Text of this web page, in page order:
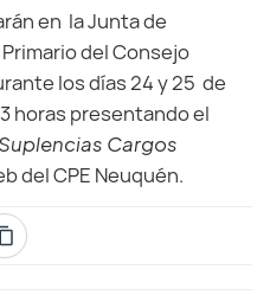
en la Junta de
del Consejo
los días 24 y 25 de
horas presentando el
Cargos
del CPE Neuquén.